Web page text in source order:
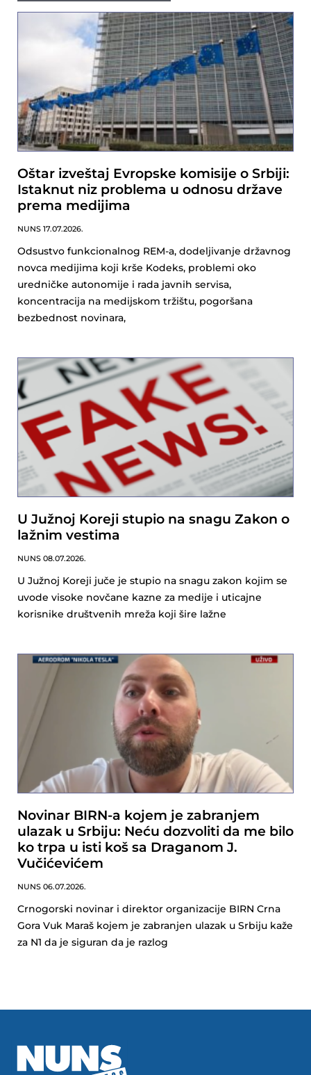
Oštar izveštaj Evropske komisije o Srbiji:
Istaknut niz problema u odnosu države
prema medijima
NUNS 17.07.2026.
Odsustvo funkcionalnog REM-a, dodeljivanje državnog
novca medijima koji krše Kodeks, problemi oko
uredničke autonomije i rada javnih servisa,
koncentracija na medijskom tržištu, pogoršana
bezbednost novinara,
U Južnoj Koreji stupio na snagu Zakon o
lažnim vestima
NUNS 08.07.2026.
U Južnoj Koreji juče je stupio na snagu zakon kojim se
uvode visoke novčane kazne za medije i uticajne
korisnike društvenih mreža koji šire lažne
Novinar BIRN-a kojem je zabranjem
ulazak u Srbiju: Neću dozvoliti da me bilo
ko trpa u isti koš sa Draganom J.
Vučićevićem
NUNS 06.07.2026.
Crnogorski novinar i direktor organizacije BIRN Crna
Gora Vuk Maraš kojem je zabranjen ulazak u Srbiju kaže
za N1 da je siguran da je razlog